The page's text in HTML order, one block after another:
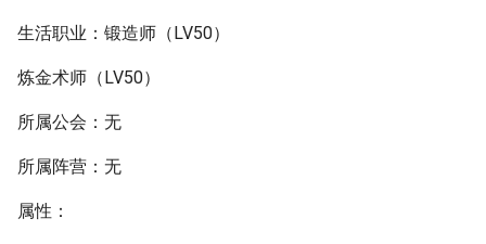
生活职业：锻造师（LV50）
炼金术师（LV50）
所属公会：无
所属阵营：无
属性：